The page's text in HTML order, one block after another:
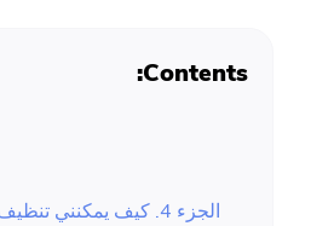
Contents:
الجزء 4. كيف يمكنني تنظيف وحدة تخزين Mac الخاصة بي بدون أداة تحسين التخزين؟